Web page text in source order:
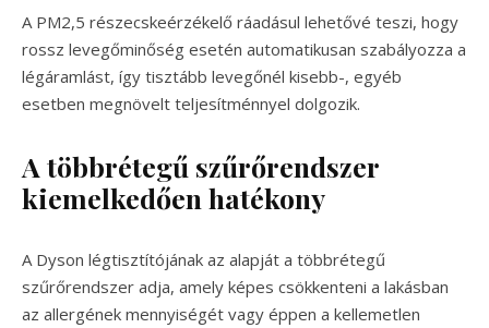
A PM2,5 részecskeérzékelő ráadásul lehetővé teszi, hogy
rossz levegőminőség esetén automatikusan szabályozza a
légáramlást, így tisztább levegőnél kisebb-, egyéb
esetben megnövelt teljesítménnyel dolgozik.
A többrétegű szűrőrendszer
kiemelkedően hatékony
A Dyson légtisztítójának az alapját a többrétegű
szűrőrendszer adja, amely képes csökkenteni a lakásban
az allergének mennyiségét vagy éppen a kellemetlen